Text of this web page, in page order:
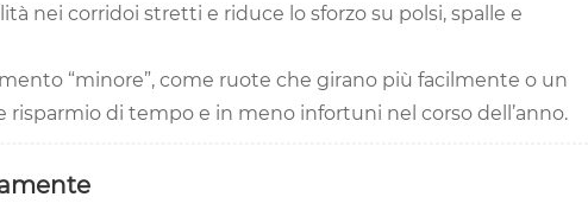
nei corridoi stretti e riduce lo sforzo su polsi, spalle e
“minore”, come ruote che girano più facilmente o un
di tempo e in meno infortuni nel corso dell’anno.